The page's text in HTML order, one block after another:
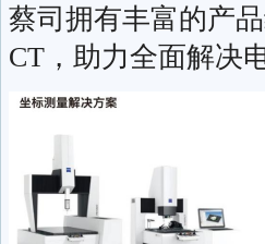
蔡司拥有丰富的产
CT，助力全面解决